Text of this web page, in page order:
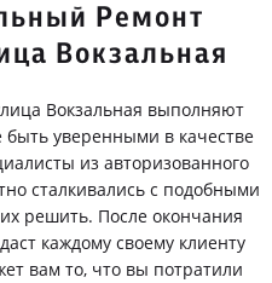
Ремонт
Вокзальная
Вокзальная выполняют
уверенными в качестве
из авторизованного
сталкивались с подобными
решить. После окончания
каждому своему клиенту
вам то, что вы потратили